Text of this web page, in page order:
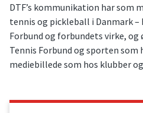
DTF’s kommunikation har som
tennis og pickleball i Danmark –
Forbund og forbundets virke, og
Tennis Forbund og sporten som
mediebillede som hos klubber